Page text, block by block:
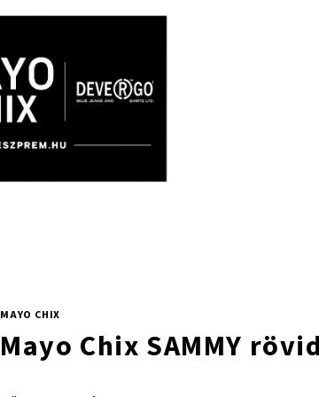
MAYO CHIX
Mayo Chix SAMMY